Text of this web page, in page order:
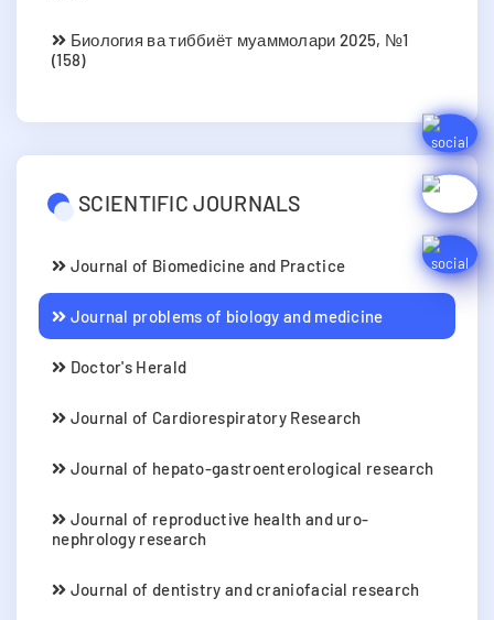
Биология ва тиббиёт муаммолари 2025, №1
(158)
SCIENTIFIC JOURNALS
Journal of Biomedicine and Practice
Journal problems of biology and medicine
Doctor's Herald
Journal of Cardiorespiratory Research
Journal of hepato-gastroenterological research
Journal of reproductive health and uro-
nephrology research
Journal of dentistry and craniofacial research